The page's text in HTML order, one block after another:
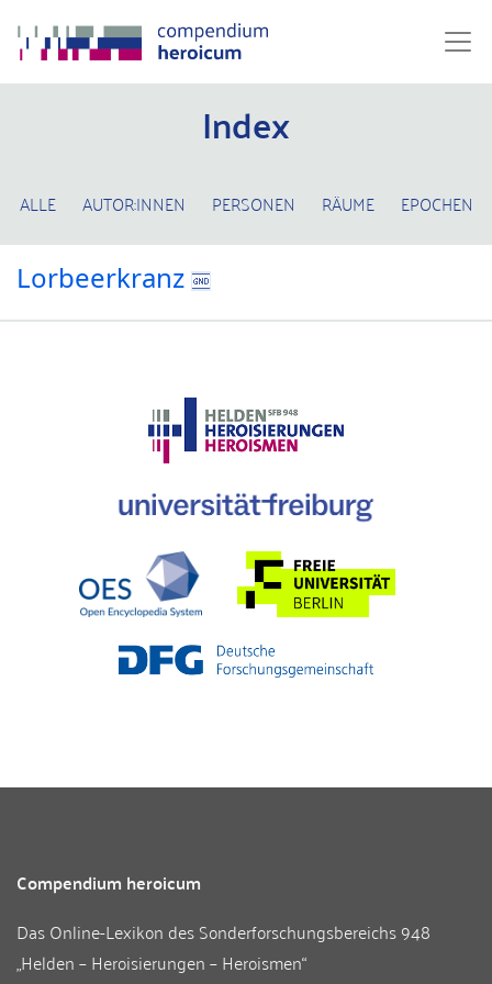
Index
ALLE AUTOR:INNEN PERSONEN RÄUME EPOCHEN
Lorbeerkranz
Compendium heroicum
Das Online-Lexikon desSonderforschungsbereichs 948
„Helden – Heroisierungen – Heroismen“